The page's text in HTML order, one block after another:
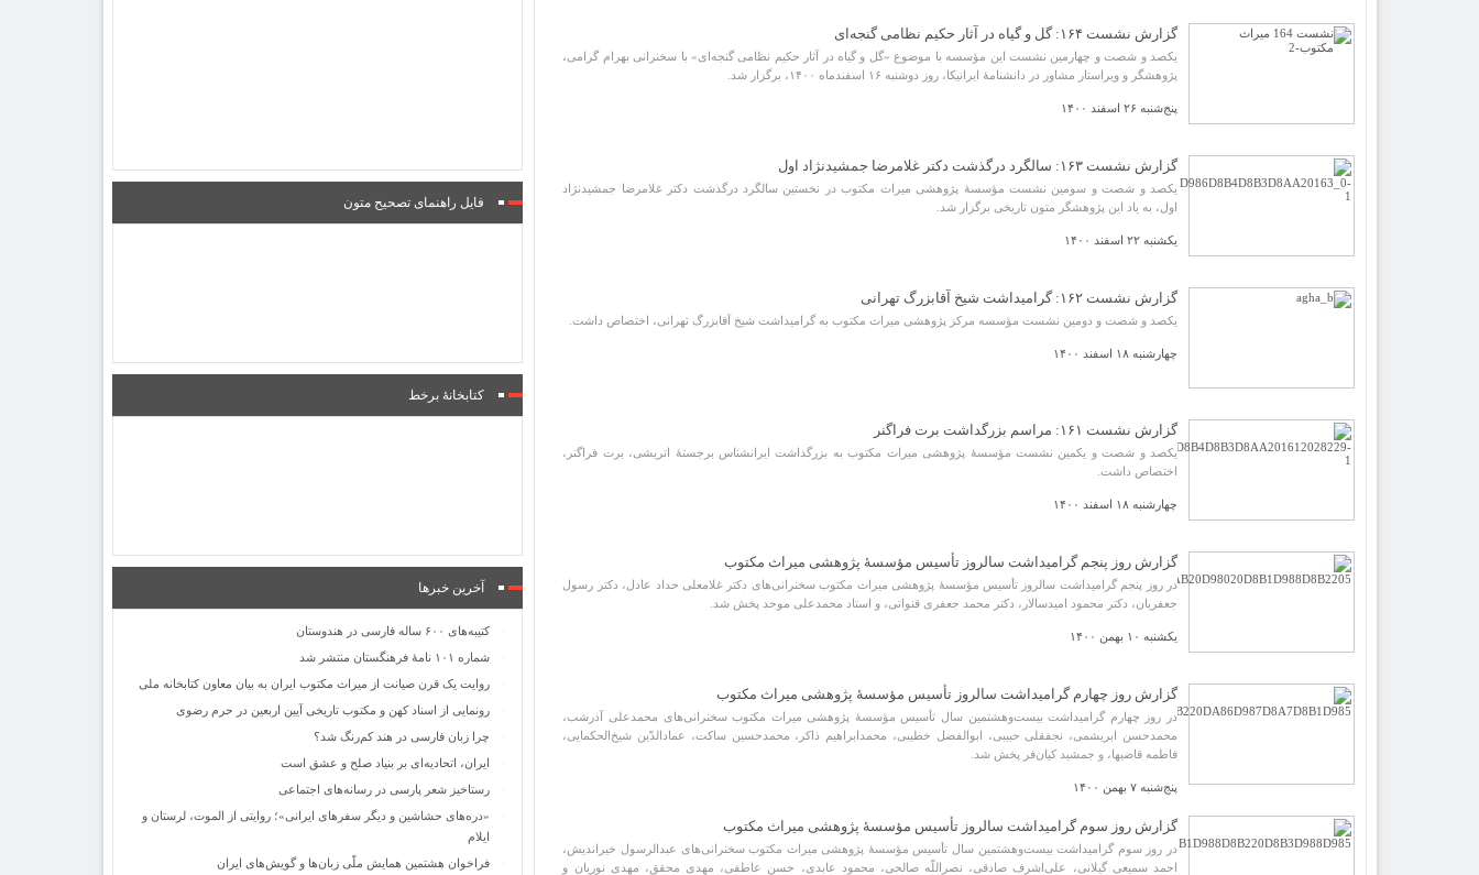
گزارش نشست ۱۶۴: گل و گیاه در آثار حکیم نظامی گنجه‌ای
یکصد و شصت و چهارمین نشست این مؤسسه با موضوع «گل و گیاه در آثار حکیم نظامی گنجه‌ای» با سخنرانی بهرام گرامی،
پژوهشگر و ویراستار مشاور در دانشنامۀ ایرانیکا، روز دوشنبه ۱۶ اسفندماه ۱۴۰۰، برگزار شد.
پنج‌شنبه ۲۶ اسفند ۱۴۰۰
گزارش نشست ۱۶۳: سالگرد درگذشت دکتر غلامرضا جمشیدنژاد اول
یکصد و شصت و سومین نشست مؤسسۀ پژوهشی میراث مکتوب در نخستین سالگرد درگذشت دکتر غلامرضا جمشیدنژاد
اول، به یاد این پژوهشگر متون تاریخی برگزار شد.
یکشنبه ۲۲ اسفند ۱۴۰۰
گزارش نشست ۱۶۲: گرامیداشت شیخ آقابزرگ تهرانی
یکصد و شصت و دومین نشست مؤسسه مرکز پژوهشی میراث مکتوب به گرامیداشت شیخ آقابزرگ تهرانی، اختصاص داشت.
چهارشنبه ۱۸ اسفند ۱۴۰۰
گزارش نشست ۱۶۱: مراسم بزرگداشت برت فراگنر
یکصد و شصت و یکمین نشست مؤسسۀ پژوهشی میراث مکتوب به بزرگداشت ایرانشناس برجستۀ اتریشی، برت فراگنر،
اختصاص داشت.
چهارشنبه ۱۸ اسفند ۱۴۰۰
گزارش روز پنجم گرامیداشت سالروز تأسیس مؤسسۀ پژوهشی میراث مکتوب
در روز پنجم گرامیداشت سالروز تأسیس مؤسسۀ پژوهشی میراث مکتوب سخنرانی‌های دکتر غلامعلی حداد عادل، دکتر رسول
جعفریان، دکتر محمود امیدسالار، دکتر محمد جعفری قنواتی، و استاد محمدعلی موحد پخش شد.
یکشنبه ۱۰ بهمن ۱۴۰۰
گزارش روز چهارم گرامیداشت سالروز تأسیس مؤسسۀ پژوهشی میراث مکتوب
در روز چهارم گرامیداشت بیست‌وهشتمین سال تأسیس مؤسسۀ پژوهشی میراث مکتوب سخنرانی‌های محمدعلی آذرشب،
محمدحسن ابریشمی، نجفقلی حبیبی، ابوالفضل خطیبی، محمدابراهیم ذاکر، محمدحسین ساکت، عمادالدّین شیخ‌الحکمایی،
فاطمه قاضیها، و جمشید کیان‌فر پخش شد.
پنج‌شنبه ۷ بهمن ۱۴۰۰
گزارش روز سوم گرامیداشت سالروز تأسیس مؤسسۀ پژوهشی میراث مکتوب
در روز سوم گرامیداشت بیست‌وهشتمین سال تأسیس مؤسسۀ پژوهشی میراث مکتوب سخنرانی‌های عبدالرسول خیراندیش،
احمد سمیعی گیلانی، علی‌اشرف صادقی، نصراللّه صالحی، محمود عابدی، حسن عاطفی، مهدی محقق، مهدی نوریان و
فایل راهنمای تصحیح متون
کتابخانۀ برخط
آخرین خبرها
کتیبه‌های ۶۰۰ ساله فارسی در هندوستان
شماره ۱۰۱ نامۀ فرهنگستان منتشر شد
روایت یک قرن صیانت از میراث مکتوب ایران به بیان معاون کتابخانه ملی
رونمایی از اسناد کهن و مکتوب تاریخی آیین اربعین در حرم رضوی
چرا زبان فارسی در هند کم‌رنگ شد؟
ایران، اتحادیه‌ای بر بنیاد صلح و عشق است
رستاخیز شعر پارسی در رسانه‌های اجتماعی
«دره‌های حشاشین و دیگر سفرهای ایرانی»؛ روایتی از الموت، لرستان و
ایلام
فراخوان هشتمین همایش ملّی زبان‌ها و گویش‌های ایران